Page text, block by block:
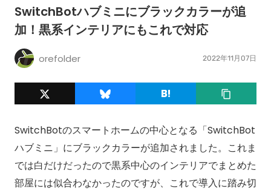
SwitchBotハブミニにブラックカラーが追
加！黒系インテリアにもこれで対応
orefolder 2022年11月07日
SwitchBotのスマートホームの中心となる「SwitchBot
ハブミニ」にブラックカラーが追加されました。これま
では白だけだったので黒系中心のインテリアでまとめた
部屋には似合わなかったのですが、これで導入に踏み切